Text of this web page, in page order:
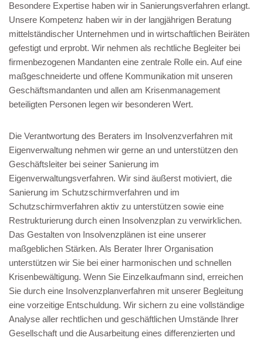
Besondere Expertise haben wir in Sanierungsverfahren erlangt.
Unsere Kompetenz haben wir in der langjährigen Beratung
mittelständischer Unternehmen und in wirtschaftlichen Beiräten
gefestigt und erprobt. Wir nehmen als rechtliche Begleiter bei
firmenbezogenen Mandanten eine zentrale Rolle ein. Auf eine
maßgeschneiderte und offene Kommunikation mit unseren
Geschäftsmandanten und allen am Krisenmanagement
beteiligten Personen legen wir besonderen Wert.
Die Verantwortung des Beraters im Insolvenzverfahren mit
Eigenverwaltung nehmen wir gerne an und unterstützen den
Geschäftsleiter bei seiner Sanierung im
Eigenverwaltungsverfahren. Wir sind äußerst motiviert, die
Sanierung im Schutzschirmverfahren und im
Schutzschirmverfahren aktiv zu unterstützen sowie eine
Restrukturierung durch einen Insolvenzplan zu verwirklichen.
Das Gestalten von Insolvenzplänen ist eine unserer
maßgeblichen Stärken. Als Berater Ihrer Organisation
unterstützen wir Sie bei einer harmonischen und schnellen
Krisenbewältigung. Wenn Sie Einzelkaufmann sind, erreichen
Sie durch eine Insolvenzplanverfahren mit unserer Begleitung
eine vorzeitige Entschuldung. Wir sichern zu eine vollständige
Analyse aller rechtlichen und geschäftlichen Umstände Ihrer
Gesellschaft und die Ausarbeitung eines differenzierten und